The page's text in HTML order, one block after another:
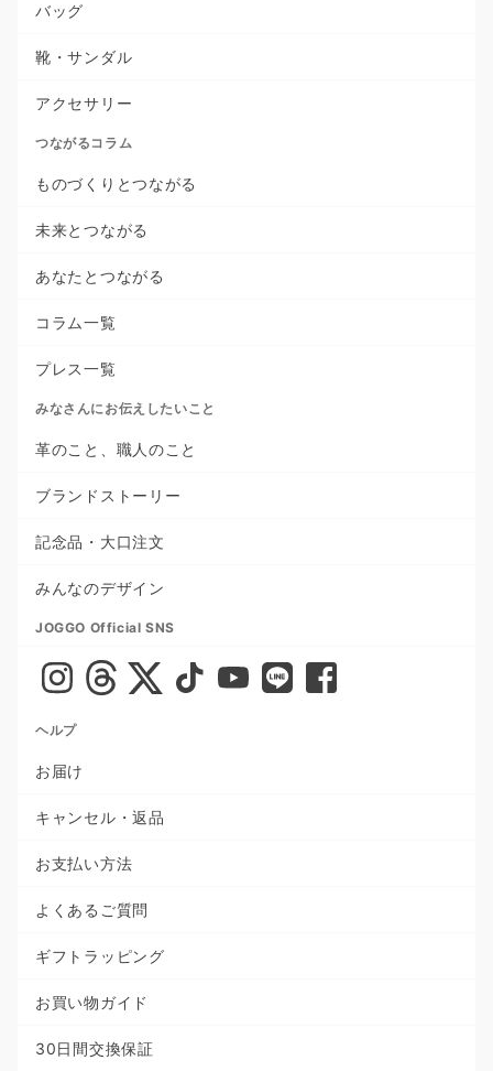
バッグ
靴・サンダル
アクセサリー
つながるコラム
ものづくりとつながる
未来とつながる
あなたとつながる
コラム一覧
プレス一覧
みなさんにお伝えしたいこと
革のこと、職人のこと
ブランドストーリー
記念品・大口注文
みんなのデザイン
JOGGO Official SNS
ヘルプ
お届け
キャンセル・返品
お支払い方法
よくあるご質問
ギフトラッピング
お買い物ガイド
30日間交換保証